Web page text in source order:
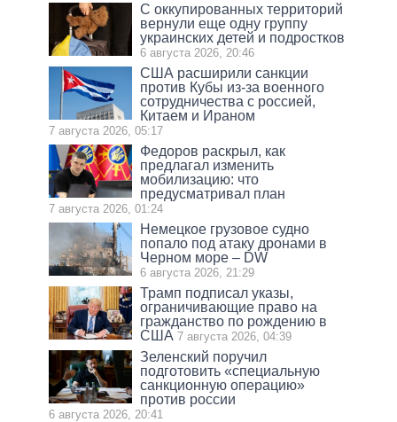
С оккупированных территорий
вернули еще одну группу
украинских детей и подростков
6 августа 2026, 20:46
США расширили санкции
против Кубы из-за военного
сотрудничества с россией,
Китаем и Ираном
7 августа 2026, 05:17
Федоров раскрыл, как
предлагал изменить
мобилизацию: что
предусматривал план
7 августа 2026, 01:24
Немецкое грузовое судно
попало под атаку дронами в
Черном море – DW
6 августа 2026, 21:29
Трамп подписал указы,
ограничивающие право на
гражданство по рождению в
США 7 августа 2026, 04:39
Зеленский поручил
подготовить «специальную
санкционную операцию»
против россии
6 августа 2026, 20:41